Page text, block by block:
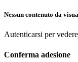
Nessun contenuto da
Autenticarsi per
Conferma adesione